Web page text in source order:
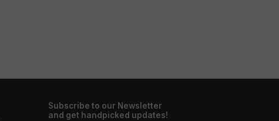
Subscribe to our Newsletter
and get handpicked updates!